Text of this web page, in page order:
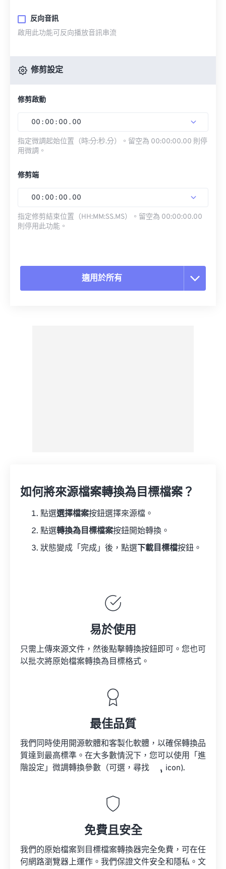
反向音訊
啟用此功能可反向播放音訊串流
修剪設定
修剪啟動
00 : 00 : 00 . 00
指定微調起始位置（時:分:秒.分）。留空為 00:00:00.00 則停
用微調。
修剪端
00 : 00 : 00 . 00
指定修剪結束位置（HH:MM:SS.MS）。留空為 00:00:00.00
則停用此功能。
適用於所有
如何將來源檔案轉換為目標檔案？
點選選擇檔案按鈕選擇來源檔。
點選轉換為目標檔案按鈕開始轉換。
狀態變成「完成」後，點選 下載目標檔按鈕。
易於使用
只需上傳來源文件，然後點擊轉換按鈕即可。您也可
以批次將原始檔案轉換為目標格式。
最佳品質
我們同時使用開源軟體和客製化軟體，以確保轉換品
質達到最高標準。在大多數情況下，您可以使用「進
階設定」微調轉換參數（可選，尋找
icon).
免費且安全
我們的原始檔案到目標檔案轉換器完全免費，可在任
何網路瀏覽器上運作。我們保證文件安全和隱私。文